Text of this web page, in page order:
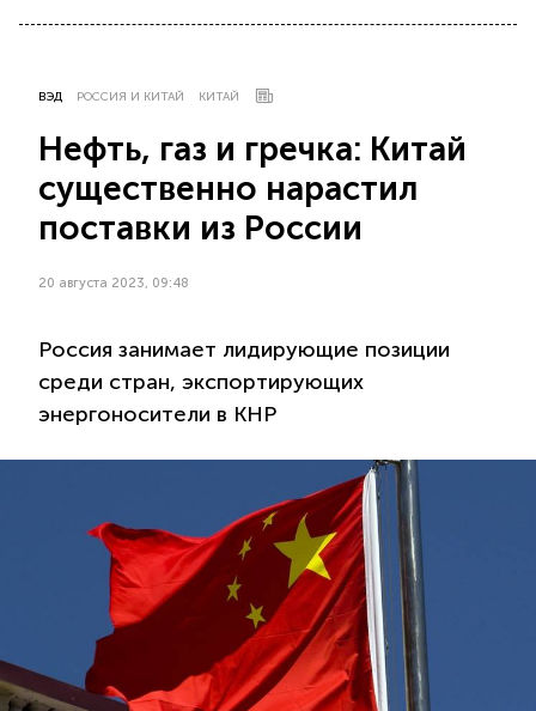
ВЭД РОССИЯ И КИТАЙ КИТАЙ
Нефть, газ и гречка: Китай
существенно нарастил
поставки из России
20 августа 2023, 09:48
Россия занимает лидирующие позиции
среди стран, экспортирующих
энергоносители в КНР